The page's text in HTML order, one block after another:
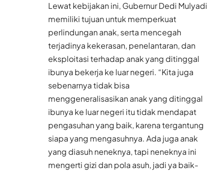
Lewat kebijakan ini, Gubernur Dedi Mulyadi
memiliki tujuan untuk memperkuat
perlindungan anak, serta mencegah
terjadinya kekerasan, penelantaran, dan
eksploitasi terhadap anak yang ditinggal
ibunya bekerja ke luar negeri. “Kita juga
sebenarnya tidak bisa
menggeneralisasikan anak yang ditinggal
ibunya ke luar negeri itu tidak mendapat
pengasuhan yang baik, karena tergantung
siapa yang mengasuhnya. Ada juga anak
yang diasuh neneknya, tapi neneknya ini
mengerti gizi dan pola asuh, jadi ya baik-